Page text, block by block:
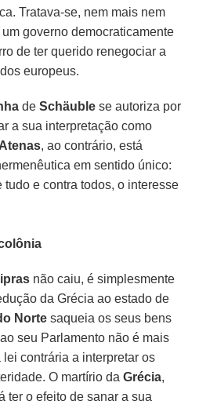
Tratava-se, nem mais nem
governo democraticamente
de ter querido renegociar a
europeus.
deSchäuble se autoriza por
a sua interpretação como
Atenas, ao contrário, está
em sentido único:
tudo e contra todos, o interesse
não caiu, é simplesmente
da Grécia ao estado de
Norte saqueia os seus bens
seu Parlamento não é mais
contrária a interpretar os
O martírio daGrécia,
ter o efeito de sanar a sua